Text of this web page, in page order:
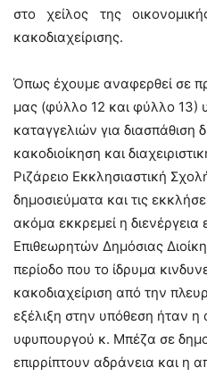
στο χείλος της
κακοδιαχείρισης.
Όπως έχουμε αναφερθεί σε
μας (φύλλο 12 και φύλλο 13)
καταγγελιών για διασπάθιση
κακοδιοίκηση και
Ριζάρειο Εκκλησιαστική
δημοσιεύματα και τις
ακόμα εκκρεμεί η
Επιθεωρητών Δημόσιας
περίοδο που το ίδρυμα
κακοδιαχείριση από την
εξέλιξη στην υπόθεση ήταν
υφυπουργού κ. Μπέζα σε
επιρρίπτουν αδράνεια και η